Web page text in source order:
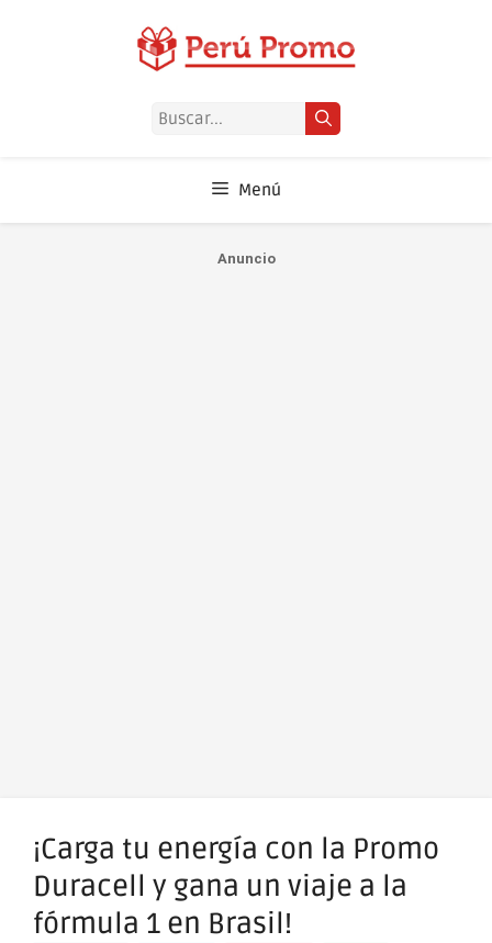
Buscar:
Menú
Anuncio
¡Carga tu energía con la Promo
Duracell y gana un viaje a la
fórmula 1 en Brasil!